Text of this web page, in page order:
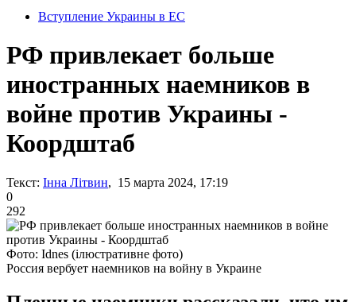
Вступление Украины в ЕС
РФ привлекает больше
иностранных наемников в
войне против Украины -
Коордштаб
Текст: Інна Літвин, 15 марта 2024, 17:19
0
292
Фото: Idnes (ілюстративне фото)
Россия вербует наемников на войну в Украине